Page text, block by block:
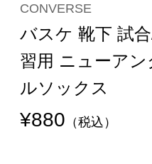
CONVERSE
バスケ 靴下 試
習用 ニューアン
ルソックス
¥880 （税込）